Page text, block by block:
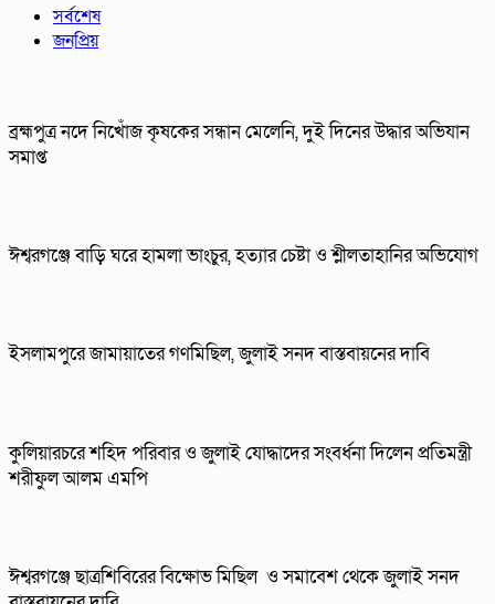
সর্বশেষ
জনপ্রিয়
ব্রহ্মপুত্র নদে নিখোঁজ কৃষকের সন্ধান মেলেনি, দুই দিনের উদ্ধার অভিযান
সমাপ্ত
ঈশ্বরগঞ্জে বাড়ি ঘরে হামলা ভাংচুর, হত্যার চেষ্টা ও শ্লীলতাহানির অভিযোগ
ইসলামপুরে জামায়াতের গণমিছিল, জুলাই সনদ বাস্তবায়নের দাবি
কুলিয়ারচরে শহিদ পরিবার ও জুলাই যোদ্ধাদের সংবর্ধনা দিলেন প্রতিমন্ত্রী
শরীফুল আলম এমপি
ঈশ্বরগঞ্জে ছাত্রশিবিরের বিক্ষোভ মিছিল ও সমাবেশ থেকে জুলাই সনদ